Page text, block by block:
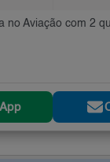
no Aviação com 2